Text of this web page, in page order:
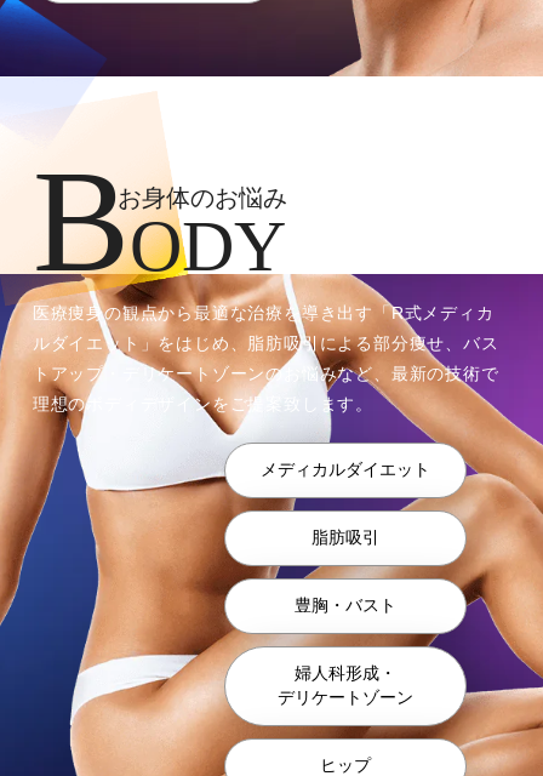
BODY
お⾝体のお悩み
医療痩⾝の観点から最適な治療を導き出す「R式メディカ
ルダイエット」をはじめ、脂肪吸引による部分痩せ、バス
トアップ・デリケートゾーンのお悩みなど、最新の技術で
理想のボディデザインをご提案致します。
メディカルダイエット
脂肪吸引
豊胸・バスト
婦⼈科形成・
デリケートゾーン
ヒップ